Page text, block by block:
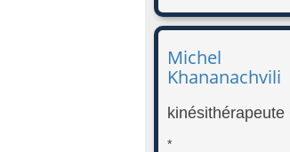
Michel
Khananachvili
*